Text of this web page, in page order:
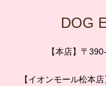
DOG
【本店】〒
【イオンモール松本